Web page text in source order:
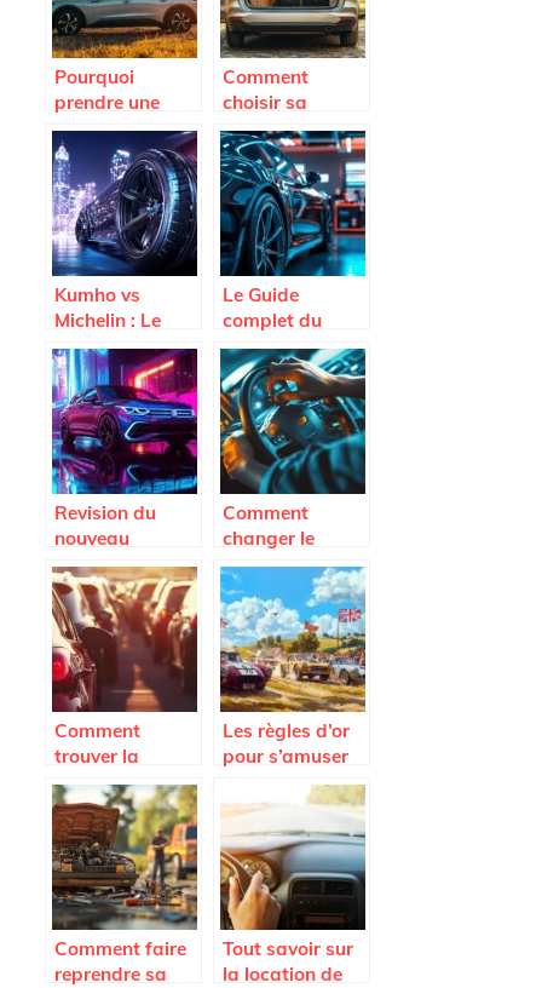
Pourquoi
prendre une
Citroën C4
d’occasion est
un choix
judicieux
Comment
choisir sa
voiture familiale
avec grand
coffre : Notre
guide des
carrosseries
2024
Kumho vs
Michelin : Le
Match Qualite-
Prix des Pneus
en 2025
Le Guide
complet du
polish voiture :
Comment
traiter
differemment
les carrosseries
neuves et
anciennes
Revision du
nouveau
Volkswagen
Tiguan : Tout ce
qu’il faut savoir
Comment
changer le
commodo de
votre voiture ?
Les meilleures
sources
d’approvisionne
ment pour votre
Alfa
Comment
trouver la
meilleure
Peugeot
d’occasion à
Brest : guide
d’achat et
conseils de
négociation
efficaces
Les règles d’or
pour s’amuser
en famille ou
entre amis
grâce à un
rallye
automobile
conforme à la
législation
Comment faire
reprendre sa
Tout savoir sur
la location de